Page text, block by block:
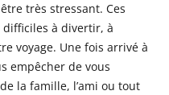
très stressant. Ces
à divertir, à
voyage. Une fois arrivé à
empêcher de vous
la famille, l’ami ou tout